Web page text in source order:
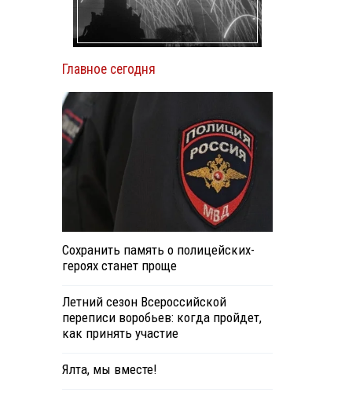
Главное сегодня
Сохранить память о полицейских-
героях станет проще
Летний сезон Всероссийской
переписи воробьев: когда пройдет,
как принять участие
Ялта, мы вместе!